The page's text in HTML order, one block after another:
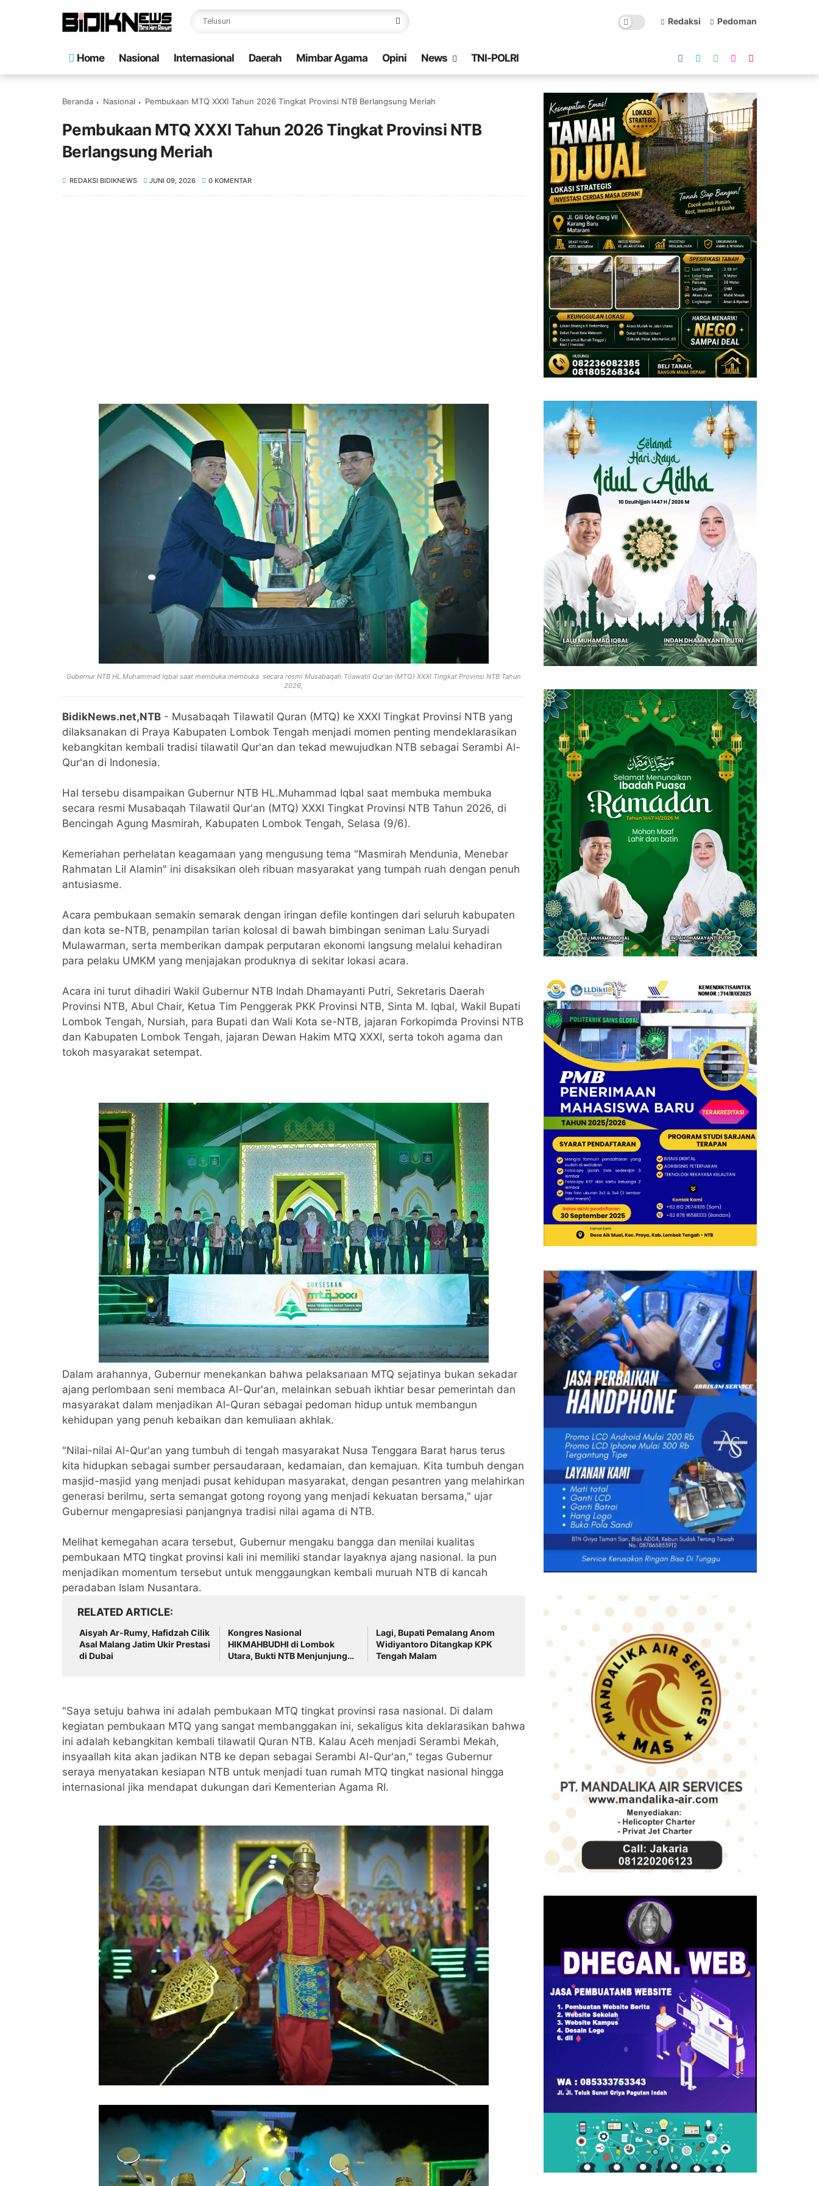
Redaksi Pedoman
Home Nasional Internasional Daerah Mimbar Agama Opini News TNI-POLRI
Beranda Nasional Pembukaan MTQ XXXI Tahun 2026 Tingkat Provinsi NTB Berlangsung Meriah
Pembukaan MTQ XXXI Tahun 2026 Tingkat Provinsi NTB
Berlangsung Meriah
REDAKSI BIDIKNEWS JUNI 09, 2026 0 KOMENTAR
Gubernur NTB HL.Muhammad Iqbal saat membuka membuka secara resmi Musabaqah Tilawatil Qur'an (MTQ) XXXI Tingkat Provinsi NTB Tahun
2026,
BidikNews.net,NTB - Musabaqah Tilawatil Quran (MTQ) ke XXXI Tingkat Provinsi NTB yang
dilaksanakan di Praya Kabupaten Lombok Tengah menjadi momen penting mendeklarasikan
kebangkitan kembali tradisi tilawatil Qur'an dan tekad mewujudkan NTB sebagai Serambi Al-
Qur'an di Indonesia.
‎Hal tersebu disampaikan Gubernur NTB HL.Muhammad Iqbal saat membuka membuka
secara resmi Musabaqah Tilawatil Qur'an (MTQ) XXXI Tingkat Provinsi NTB Tahun 2026, di
Bencingah Agung Masmirah, Kabupaten Lombok Tengah, Selasa (9/6).
‎Kemeriahan perhelatan keagamaan yang mengusung tema "Masmirah Mendunia, Menebar
Rahmatan Lil Alamin" ini disaksikan oleh ribuan masyarakat yang tumpah ruah dengan penuh
antusiasme.
‎Acara pembukaan semakin semarak dengan iringan defile kontingen dari seluruh kabupaten
dan kota se-NTB, penampilan tarian kolosal di bawah bimbingan seniman Lalu Suryadi
Mulawarman, serta memberikan dampak perputaran ekonomi langsung melalui kehadiran
para pelaku UMKM yang menjajakan produknya di sekitar lokasi acara.
‎Acara ini turut dihadiri Wakil Gubernur NTB Indah Dhamayanti Putri, Sekretaris Daerah
Provinsi NTB, Abul Chair, Ketua Tim Penggerak PKK Provinsi NTB, Sinta M. Iqbal, Wakil Bupati
Lombok Tengah, Nursiah, para Bupati dan Wali Kota se-NTB, jajaran Forkopimda Provinsi NTB
dan Kabupaten Lombok Tengah, jajaran Dewan Hakim MTQ XXXI, serta tokoh agama dan
tokoh masyarakat setempat.
Dalam arahannya, Gubernur menekankan bahwa pelaksanaan MTQ sejatinya bukan sekadar
ajang perlombaan seni membaca Al-Qur'an, melainkan sebuah ikhtiar besar pemerintah dan
masyarakat dalam menjadikan Al-Quran sebagai pedoman hidup untuk membangun
kehidupan yang penuh kebaikan dan kemuliaan akhlak.
‎"Nilai-nilai Al-Qur'an yang tumbuh di tengah masyarakat Nusa Tenggara Barat harus terus
kita hidupkan sebagai sumber persaudaraan, kedamaian, dan kemajuan. Kita tumbuh dengan
masjid-masjid yang menjadi pusat kehidupan masyarakat, dengan pesantren yang melahirkan
generasi berilmu, serta semangat gotong royong yang menjadi kekuatan bersama," ujar
Gubernur mengapresiasi panjangnya tradisi nilai agama di NTB.
‎Melihat kemegahan acara tersebut, Gubernur mengaku bangga dan menilai kualitas
pembukaan MTQ tingkat provinsi kali ini memiliki standar layaknya ajang nasional. Ia pun
menjadikan momentum tersebut untuk menggaungkan kembali muruah NTB di kancah
peradaban Islam Nusantara.
RELATED ARTICLE
Aisyah Ar-Rumy, Hafidzah Cilik
Asal Malang Jatim Ukir Prestasi
di Dubai
Kongres Nasional
HIKMAHBUDHI di Lombok
Utara, Bukti NTB Menjunjung
Lagi, Bupati Pemalang Anom
Widiyantoro Ditangkap KPK
Tengah Malam
‎"Saya setuju bahwa ini adalah pembukaan MTQ tingkat provinsi rasa nasional. Di dalam
kegiatan pembukaan MTQ yang sangat membanggakan ini, sekaligus kita deklarasikan bahwa
ini adalah kebangkitan kembali tilawatil Quran NTB. Kalau Aceh menjadi Serambi Mekah,
insyaallah kita akan jadikan NTB ke depan sebagai Serambi Al-Qur'an," tegas Gubernur
seraya menyatakan kesiapan NTB untuk menjadi tuan rumah MTQ tingkat nasional hingga
internasional jika mendapat dukungan dari Kementerian Agama RI.